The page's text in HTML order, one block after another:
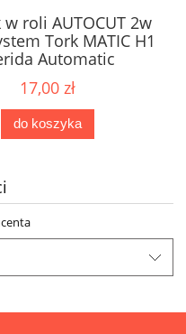
w roli AUTOCUT 2w
Tork MATIC H1
Automatic
17,00 zł
do koszyka